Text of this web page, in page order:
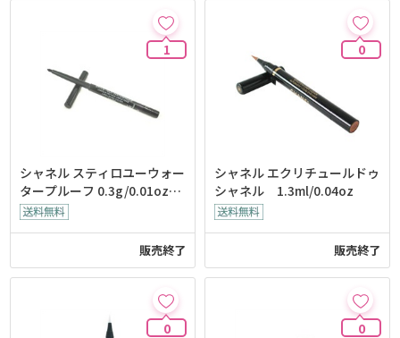
1
シャネル スティロユーウォー
タープルーフ 0.3g/0.01oz
香港発送
販売終了
0
シャネル エクリチュールドゥ
シャネル 1.3ml/0.04oz
販売終了
0 0